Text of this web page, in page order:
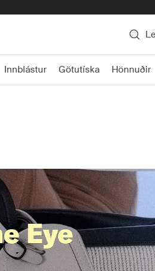
Innblástur Götutíska Hönnuðir